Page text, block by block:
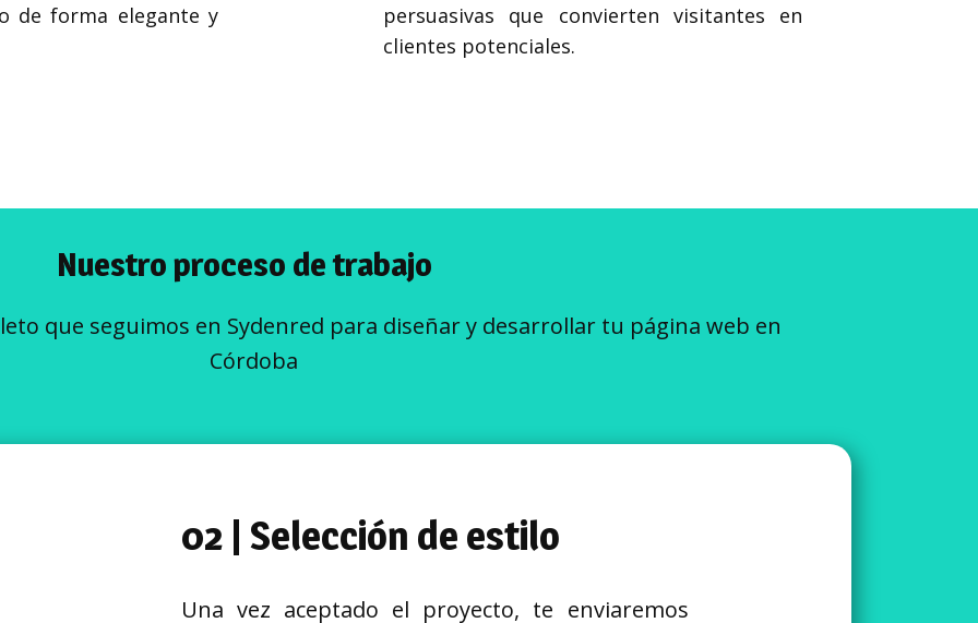
de forma elegante y
persuasivas que convierten visitantes en
clientes potenciales.
Nuestro proceso de trabajo
que seguimos en Sydenred para diseñar y desarrollar tu página web en
Córdoba
02 | Selección de estilo
Una vez aceptado el proyecto, te enviaremos